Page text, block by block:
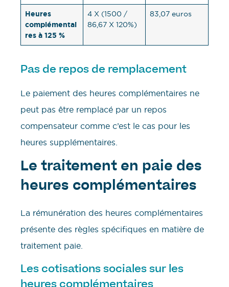
Heures
complémentai
res à 125 %
4 X (1500 /
86,67 X 120%)
83,07 euros
Pas de repos de remplacement
Le paiement des heures complémentaires ne
peut pas être remplacé par un repos
compensateur comme c’est le cas pour les
heures supplémentaires.
Le traitement en paie des
heures complémentaires
La rémunération des heures complémentaires
présente des règles spécifiques en matière de
traitement paie.
Les cotisations sociales sur les
heures complémentaires